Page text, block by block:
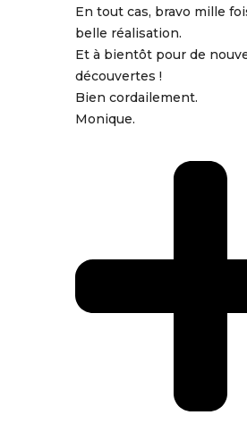
En tout cas, bravo mille
belle réalisation.
Et à bientôt pour de
découvertes !
Bien cordailement.
Monique.